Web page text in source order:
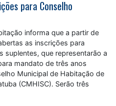
para Conselho
informa que a partir de
as inscrições para
suplentes, que representarão a
mandato de três anos
Municipal de Habitação de
(CMHISC). Serão três